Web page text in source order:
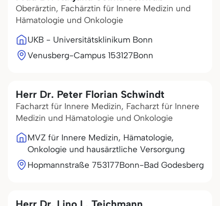
Oberärztin, Fachärztin für Innere Medizin und
Hämatologie und Onkologie
UKB - Universitätsklinikum Bonn
Venusberg-Campus 153127Bonn
Herr Dr. Peter Florian Schwindt
Facharzt für Innere Medizin, Facharzt für Innere
Medizin und Hämatologie und Onkologie
MVZ für Innere Medizin, Hämatologie,
Onkologie und hausärztliche Versorgung
Hopmannstraße 753177Bonn-Bad Godesberg